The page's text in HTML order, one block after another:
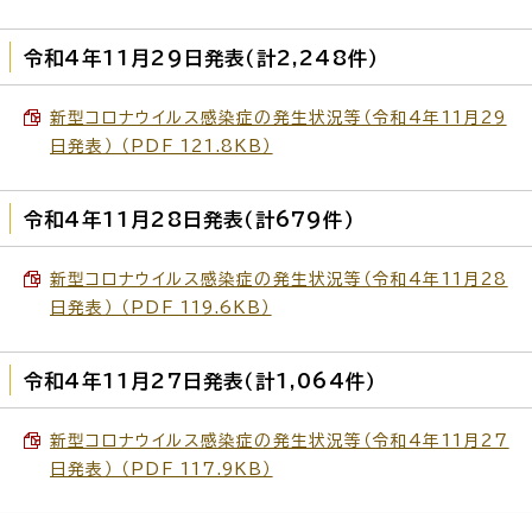
令和4年11月29日発表（計2,248件）
新型コロナウイルス感染症の発生状況等（令和4年11月29
日発表） （PDF 121.8KB）
令和4年11月28日発表（計679件）
新型コロナウイルス感染症の発生状況等（令和4年11月28
日発表） （PDF 119.6KB）
令和4年11月27日発表（計1,064件）
新型コロナウイルス感染症の発生状況等（令和4年11月27
日発表） （PDF 117.9KB）